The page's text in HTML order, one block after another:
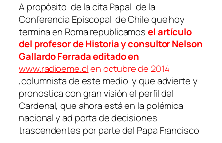
A propósito de la cita Papal de la
Conferencia Episcopal de Chile que hoy
termina en Roma republicamosel artículo
del profesor de Historia y consultor Nelson
Gallardo Ferrada editado en
www.radioeme.clen octubre de 2014
,columnista de este medio y que advierte y
pronostica con gran visión el perfil del
Cardenal, que ahora está en la polémica
nacional y ad porta de decisiones
trascendentes por parte del Papa Francisco